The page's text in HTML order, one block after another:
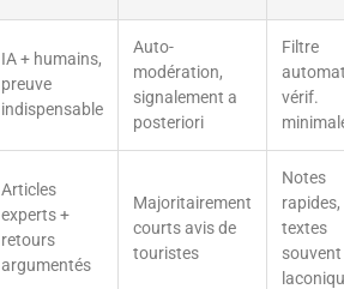
IA + humains,
preuve
indispensable
Auto-
modération,
signalement a
posteriori
Filtre
vérif.
Articles
experts +
retours
argumentés
Majoritairement
courts avis de
touristes
Notes
rapides,
textes
souvent